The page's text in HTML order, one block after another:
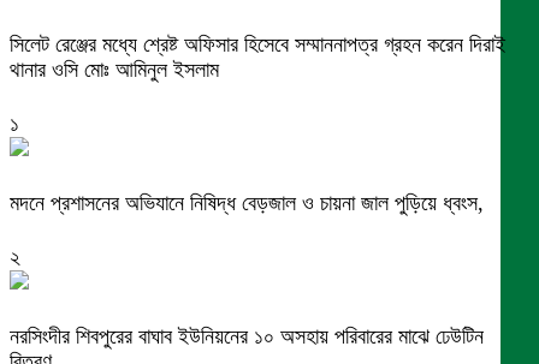
সিলেট রেঞ্জের মধ্যে শ্রেষ্ট অফিসার হিসেবে সম্মাননাপত্র গ্রহন করেন দিরাই
থানার ওসি মোঃ আমিনুল ইসলাম
১
মদনে প্রশাসনের অভিযানে নিষিদ্ধ বেড়জাল ও চায়না জাল পুড়িয়ে ধ্বংস,
২
নরসিংদীর শিবপুরের বাঘাব ইউনিয়নের ১০ অসহায় পরিবারের মাঝে ঢেউটিন